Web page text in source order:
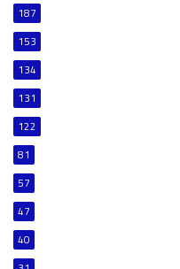
187
153
134
131
122
81
57
47
40